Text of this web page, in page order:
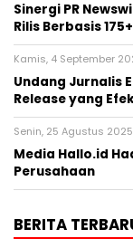
Sinergi PR
Rilis Berbasis
Kamis, 4 September
Undang Jurnalis
Release yang
Senin, 25 Agustus 2025
Media Hallo.id
Perusahaan
BERITA